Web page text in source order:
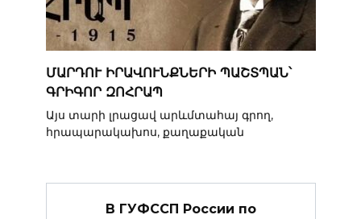
ՄԱՐԴՈՒ ԻՐԱՎՈՒՆՔՆԵՐԻ ՊԱՇՏՊԱՆ՝
ԳՐԻԳՈՐ ԶՈՀՐԱՊ
Այս տարի լրացավ արևմտահայ գրող,
հրապարակախոս, քաղաքական
В ГУФССП России по